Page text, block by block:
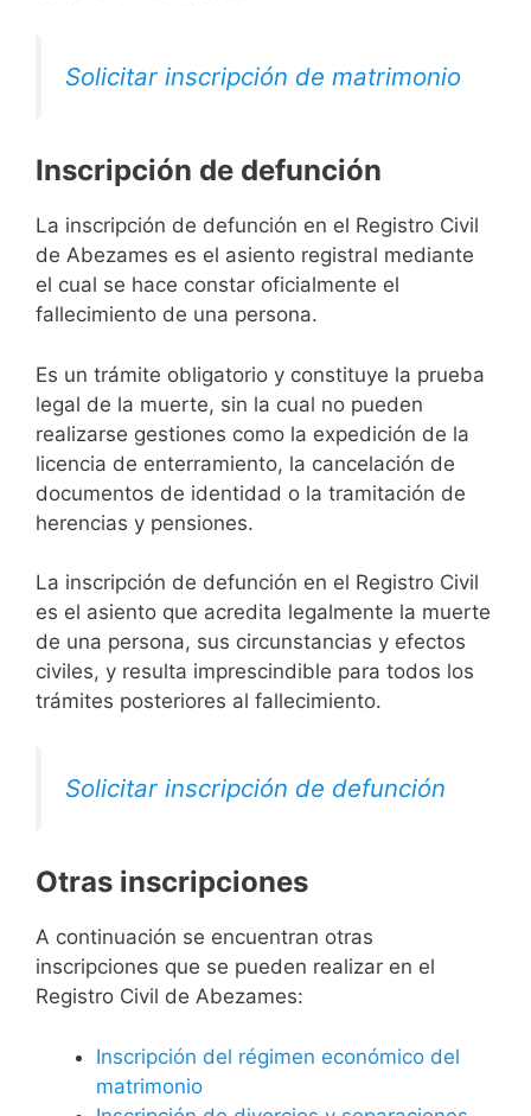
Solicitar inscripción de matrimonio
Inscripción de defunción
La inscripción de defunción en el Registro Civil
de Abezames es el asiento registral mediante
el cual se hace constar oficialmente el
fallecimiento de una persona.
Es un trámite obligatorio y constituye la prueba
legal de la muerte, sin la cual no pueden
realizarse gestiones como la expedición de la
licencia de enterramiento, la cancelación de
documentos de identidad o la tramitación de
herencias y pensiones.
La inscripción de defunción en el Registro Civil
es el asiento que acredita legalmente la muerte
de una persona, sus circunstancias y efectos
civiles, y resulta imprescindible para todos los
trámites posteriores al fallecimiento.
Solicitar inscripción de defunción
Otras inscripciones
A continuación se encuentran otras
inscripciones que se pueden realizar en el
Registro Civil de Abezames:
Inscripción del régimen económico del
matrimonio